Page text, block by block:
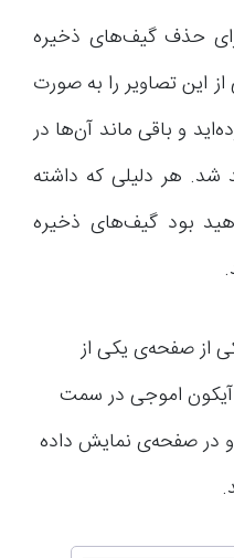
حذف گیف‌های ذخیره
این تصاویر را به صورت
و باقی ماند آن‌ها در
شد. هر دلیلی که داشته
بود گیف‌های ذخیره
از صفحه‌ی یکی از
اموجی در سمت
در صفحه‌ی نمایش داده